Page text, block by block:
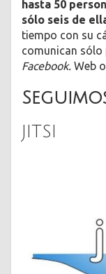
hasta 50
sólo seis de
tiempo con su
comunican sólo
Facebook. Web
JITSI